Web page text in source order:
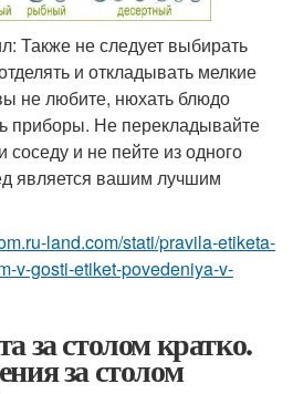
Также не следует выбирать
и откладывать мелкие
не любите, нюхать блюдо
приборы. Не перекладывайте
соседу и не пейте из одного
является вашим лучшим
land.com/stati/pravila-etiketa-
v-gosti-etiket-povedeniya-v-
за столом кратко.
за столом